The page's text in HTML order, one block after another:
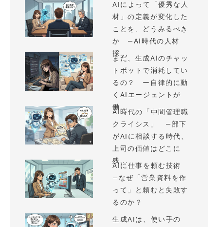
AIによって「優秀な人
材」の定義が変化した
ことを、どうみるべき
か —AI時代の人材
採...
まだ、生成AIのチャッ
トボットで消耗してい
るの？ ー自律的に動
くAIエージェントが
働...
AI時代の「中間管理職
クライシス」 —部下
がAIに相談する時代、
上司の価値はどこに
残...
AIに仕事を頼む技術
—なぜ「営業資料を作
って」と頼むと失敗す
るのか？
生成AIは、使い手の